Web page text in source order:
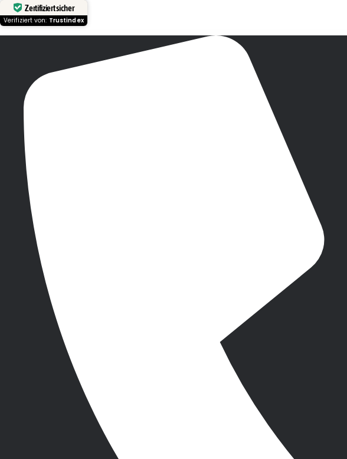
Zertifiziert sicher
Verifiziert von: Trustindex